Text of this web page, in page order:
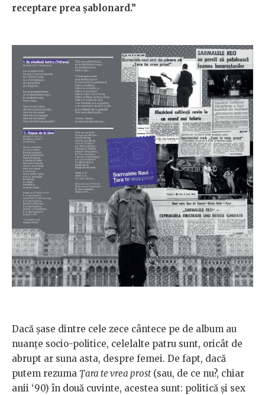
receptare prea șablonard.”
Dacă șase dintre cele zece cântece pe de album au
nuanțe socio-politice, celelalte patru sunt, oricât de
abrupt ar suna asta, despre femei. De fapt, dacă
putem rezuma Țara te vrea prost(sau, de ce nu?, chiar
anii ‘90) în două cuvinte, acestea sunt: politică și sex